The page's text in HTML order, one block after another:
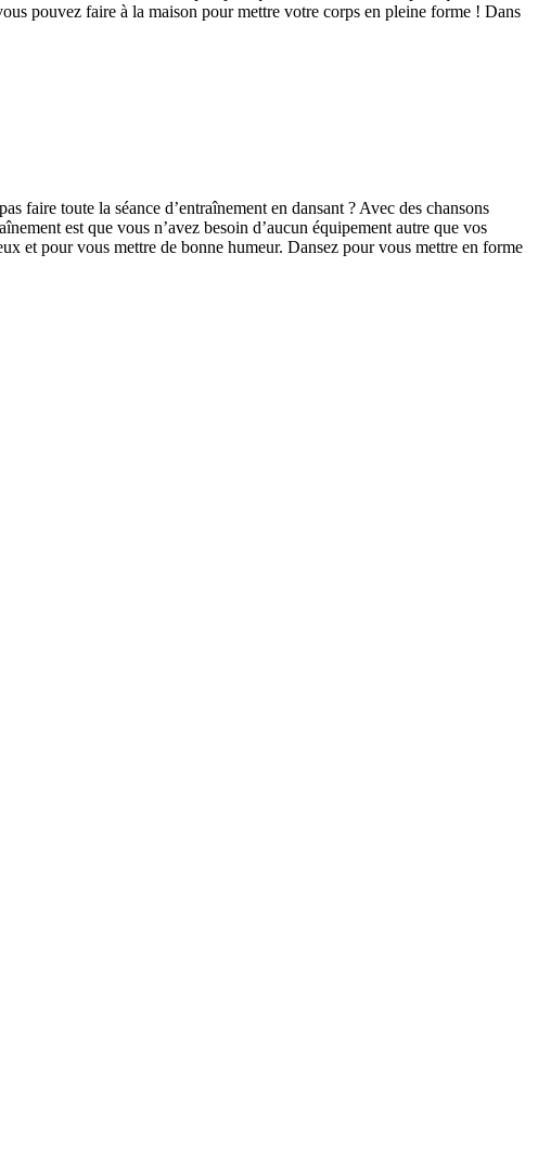
pouvez faire à la maison pour mettre votre corps en pleine forme ! Dans
faire toute la séance d’entraînement en dansant ? Avec des chansons
est que vous n’avez besoin d’aucun équipement autre que vos
et pour vous mettre de bonne humeur. Dansez pour vous mettre en forme